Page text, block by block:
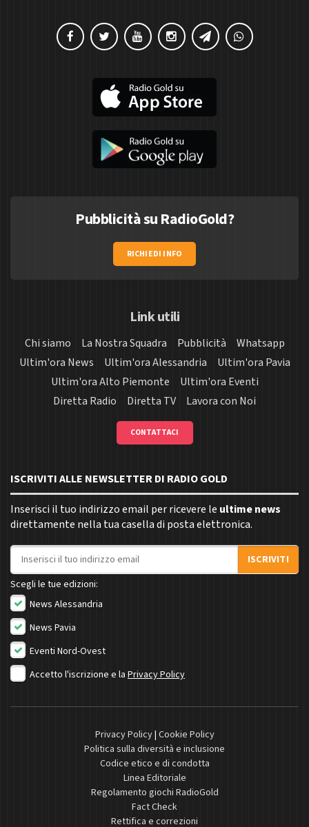
Pubblicità su RadioGold?
RICHIEDI INFO
Link utili
Chi siamo La Nostra Squadra Pubblicità
Whatsapp
Ultim'ora News
Ultim'ora Alessandria
Ultim'ora Pavia
Ultim'ora Alto Piemonte
Ultim'ora Eventi
Diretta Radio
Diretta TV Lavora con Noi
CONTATTACI
ISCRIVITI ALLE NEWSLETTER DI RADIO GOLD
Inserisci il tuo indirizzo email per ricevere le ultime news
direttamente nella tua casella di posta elettronica.
Indirizzo email
ISCRIVITI
Scegli le tue edizioni:
News Alessandria
News Pavia
Eventi Nord-Ovest
Accetto l'iscrizione e la Privacy Policy
Privacy Policy| Cookie Policy
Politica sulla diversità e inclusione
Codice etico e di condotta
Linea Editoriale
Regolamento giochi RadioGold
Fact Check
Rettifica e correzioni